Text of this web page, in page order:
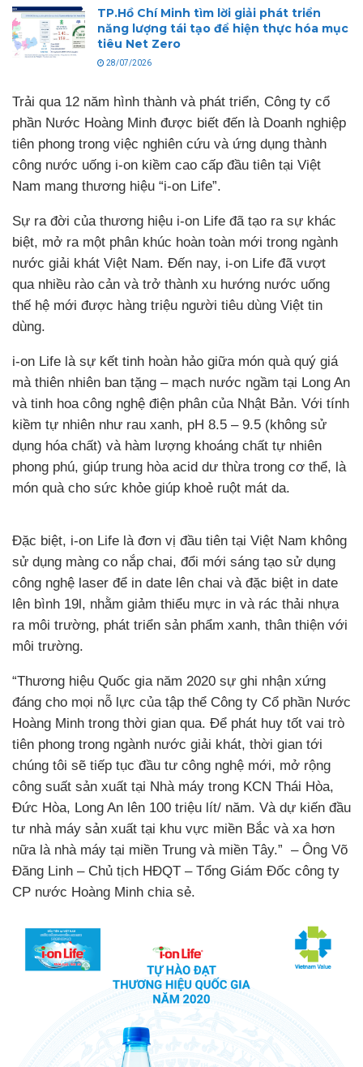
TP.Hồ Chí Minh tìm lời giải phát triển
năng lượng tái tạo để hiện thực hóa mục
tiêu Net Zero
28/07/2026
Trải qua 12 năm hình thành và phát triển, Công ty cổ
phần Nước Hoàng Minh được biết đến là Doanh nghiệp
tiên phong trong việc nghiên cứu và ứng dụng thành
công nước uống i-on kiềm cao cấp đầu tiên tại Việt
Nam mang thương hiệu “i-on Life”.
Sự ra đời của thương hiệu i-on Life đã tạo ra sự khác
biệt, mở ra một phân khúc hoàn toàn mới trong ngành
nước giải khát Việt Nam. Đến nay, i-on Life đã vượt
qua nhiều rào cản và trở thành xu hướng nước uống
thế hệ mới được hàng triệu người tiêu dùng Việt tin
dùng.
i-on Life là sự kết tinh hoàn hảo giữa món quà quý giá
mà thiên nhiên ban tặng – mạch nước ngầm tại Long An
và tinh hoa công nghệ điện phân của Nhật Bản. Với tính
kiềm tự nhiên như rau xanh, pH 8.5 – 9.5 (không sử
dụng hóa chất) và hàm lượng khoáng chất tự nhiên
phong phú, giúp trung hòa acid dư thừa trong cơ thể, là
món quà cho sức khỏe giúp khoẻ ruột mát da.
Đặc biệt, i-on Life là đơn vị đầu tiên tại Việt Nam không
sử dụng màng co nắp chai, đổi mới sáng tạo sử dụng
công nghệ laser để in date lên chai và đặc biệt in date
lên bình 19l, nhằm giảm thiểu mực in và rác thải nhựa
ra môi trường, phát triển sản phẩm xanh, thân thiện với
môi trường.
“Thương hiệu Quốc gia năm 2020 sự ghi nhận xứng
đáng cho mọi nỗ lực của tập thể Công ty Cổ phần Nước
Hoàng Minh trong thời gian qua. Để phát huy tốt vai trò
tiên phong trong ngành nước giải khát, thời gian tới
chúng tôi sẽ tiếp tục đầu tư công nghệ mới, mở rộng
công suất sản xuất tại Nhà máy trong KCN Thái Hòa,
Đức Hòa, Long An lên 100 triệu lít/ năm. Và dự kiến đầu
tư nhà máy sản xuất tại khu vực miền Bắc và xa hơn
nữa là nhà máy tại miền Trung và miền Tây.” – Ông Võ
Đăng Linh – Chủ tịch HĐQT – Tổng Giám Đốc công ty
CP nước Hoàng Minh chia sẻ.